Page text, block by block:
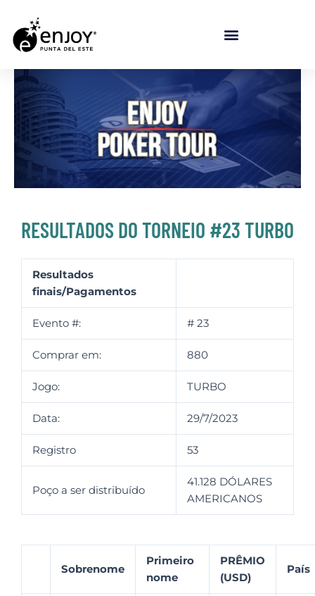
RESULTADOS DO TORNEIO #23 TURBO
Resultados
finais/Pagamentos
Evento #: # 23
Comprar em: 880
Jogo: TURBO
Data: 29/7/2023
Registro 53
Poço a ser distribuído
41.128 DÓLARES
AMERICANOS
Sobrenome
Primeiro
nome
PRÊMIO
(USD)
País